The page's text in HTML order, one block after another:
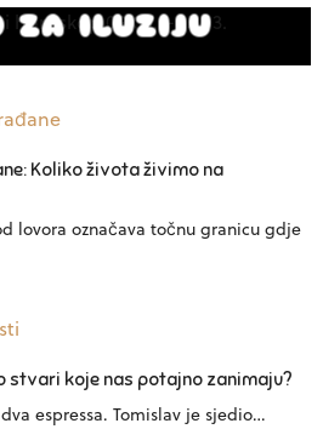
ZA ILUZIJU
Koliko života živimo na
lovora označava točnu granicu gdje
stvari koje nas potajno zanimaju?
espressa. Tomislav je sjedio…